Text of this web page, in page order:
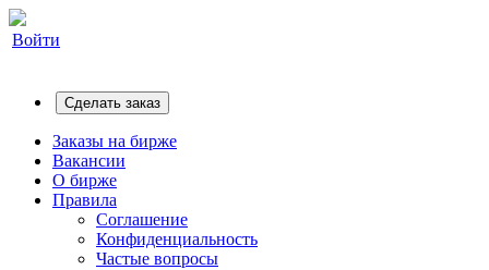
Войти
Сделать заказ
Заказы на бирже
Вакансии
О бирже
Правила
Соглашение
Конфиденциальность
Частые вопросы